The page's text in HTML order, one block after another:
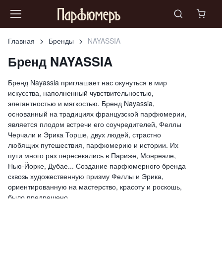
Главная Бренды NAYASSIA
Бренд NAYASSIA
Бренд Nayassia приглашает нас окунуться в мир
искусства, наполненный чувствительностью,
элегантностью и мягкостью. Бренд Nayassia,
основанный на традициях французской парфюмерии,
является плодом встречи его соучредителей, Феллы
Черчали и Эрика Торше, двух людей, страстно
любящих путешествия, парфюмерию и истории. Их
пути много раз пересекались в Париже, Монреале,
Нью-Йорке, Дубае... Создание парфюмерного бренда
сквозь художественную призму Феллы и Эрика,
ориентированную на мастерство, красоту и роскошь,
было предрешено.